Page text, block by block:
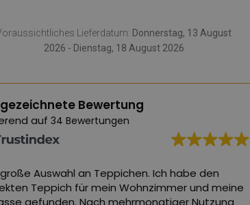
Lieferdatum: Donnerstag, 13 August
2026 - Dienstag, 18 August 2026
Bewertung
auf 34 Bewertungen
große Auswahl an Teppichen. Ich habe den
Teppich für mein Wohnzimmer und meine
gefunden. Nach mehrmonatiger Nutzung